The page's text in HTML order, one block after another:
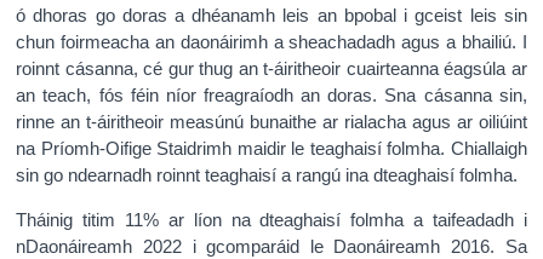
ó dhoras go doras a dhéanamh leis an bpobal i gceist leis sin
chun foirmeacha an daonáirimh a sheachadadh agus a bhailiú. I
roinnt cásanna, cé gur thug an t-áiritheoir cuairteanna éagsúla ar
an teach, fós féin níor freagraíodh an doras. Sna cásanna sin,
rinne an t-áiritheoir measúnú bunaithe ar rialacha agus ar oiliúint
na Príomh-Oifige Staidrimh maidir le teaghaisí folmha. Chiallaigh
sin go ndearnadh roinnt teaghaisí a rangú ina dteaghaisí folmha.
Tháinig titim 11% ar líon na dteaghaisí folmha a taifeadadh i
nDaonáireamh 2022 i gcomparáid le Daonáireamh 2016. Sa